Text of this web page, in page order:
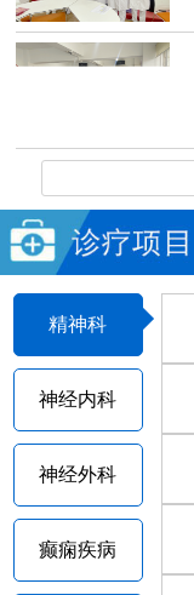
精神科
神经内科
神经外科
癫痫疾病